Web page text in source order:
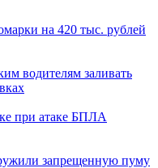
на 420 тыс. рублей
водителям заливать
при атаке БПЛА
запрещенную пуму